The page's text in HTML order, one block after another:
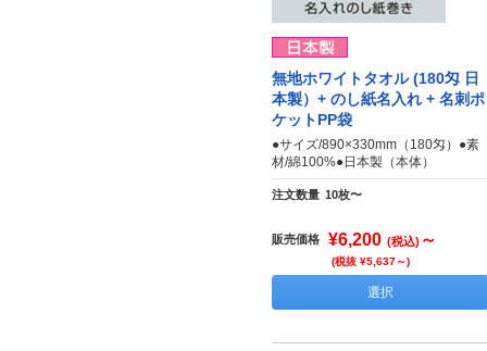
無地ホワイトタオル (180匁 日
本製）+ のし紙名入れ + 名刺ポ
ケットPP袋
●サイズ/890×330mm（180匁）●素
材/綿100%●日本製（本体）
注文数量 10枚〜
販売価格 ¥6,200 (税込) ～
(税抜 ¥5,637～)
選択